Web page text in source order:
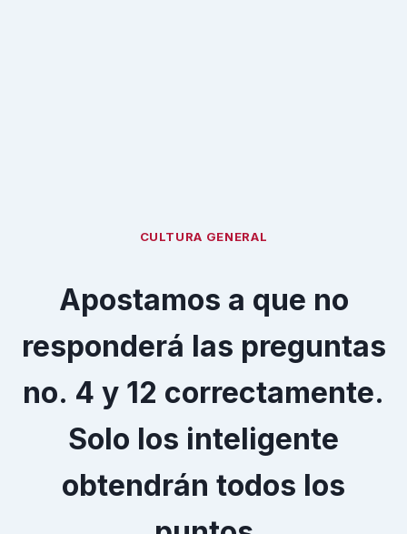
CULTURA GENERAL
Apostamos a que no
responderá las preguntas
no. 4 y 12 correctamente.
Solo los inteligente
obtendrán todos los